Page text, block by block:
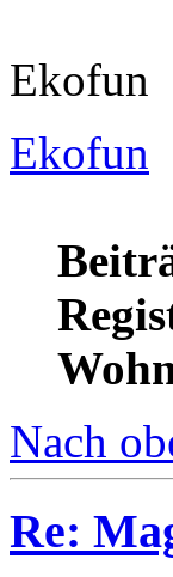
Ekofun
Ekofun
Nach
Re: